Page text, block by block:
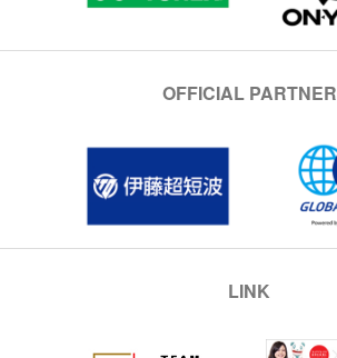
OFFICIAL PARTNER
LINK